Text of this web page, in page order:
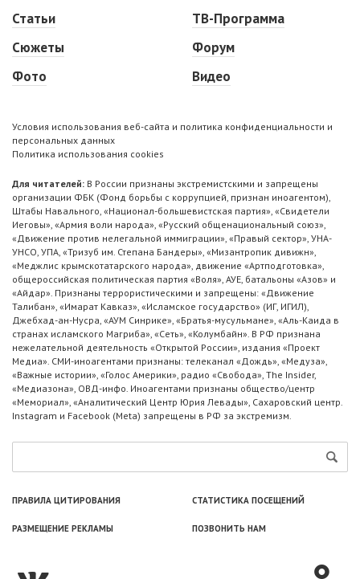
Статьи
Сюжеты
Фото
ТВ-Программа
Форум
Видео
Условия использования веб-сайта и политика конфиденциальности и
персональных данных
Политика использования cookies
Для читателей: В России признаны экстремистскими и запрещены
организации ФБК (Фонд борьбы с коррупцией, признан иноагентом),
Штабы Навального, «Национал-большевистская партия», «Свидетели
Иеговы», «Армия воли народа», «Русский общенациональный союз»,
«Движение против нелегальной иммиграции», «Правый сектор», УНА-
УНСО, УПА, «Тризуб им. Степана Бандеры», «Мизантропик дивижн»,
«Меджлис крымскотатарского народа», движение «Артподготовка»,
общероссийская политическая партия «Воля», АУЕ, батальоны «Азов» и
«Айдар». Признаны террористическими и запрещены: «Движение
Талибан», «Имарат Кавказ», «Исламское государство» (ИГ, ИГИЛ),
Джебхад-ан-Нусра, «АУМ Синрике», «Братья-мусульмане», «Аль-Каида в
странах исламского Магриба», «Сеть», «Колумбайн». В РФ признана
нежелательной деятельность «Открытой России», издания «Проект
Медиа». СМИ-иноагентами признаны: телеканал «Дождь», «Медуза»,
«Важные истории», «Голос Америки», радио «Свобода», The Insider,
«Медиазона», ОВД-инфо. Иноагентами признаны общество/центр
«Мемориал», «Аналитический Центр Юрия Левады», Сахаровский центр.
Instagram и Facebook (Metа) запрещены в РФ за экстремизм.
ПРАВИЛА ЦИТИРОВАНИЯ СТАТИСТИКА ПОСЕЩЕНИЙ
РАЗМЕЩЕНИЕ РЕКЛАМЫ ПОЗВОНИТЬ НАМ